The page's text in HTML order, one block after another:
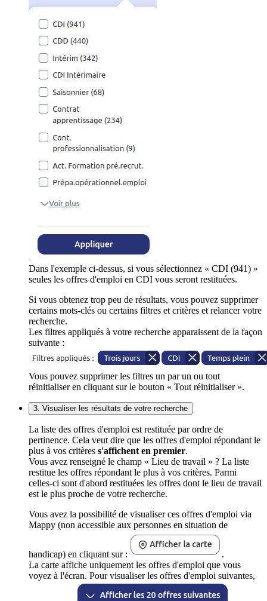
Dans l'exemple ci-dessus, si vous sélectionnez « CDI (941) »
seules les offres d'emploi en CDI vous seront restituées.
Si vous obtenez trop peu de résultats, vous pouvez supprimer
certains mots-clés ou certains filtres et critères et relancer votre
recherche.
Les filtres appliqués à votre recherche apparaissent de la façon
suivante :
Vous pouvez supprimer les filtres un par un ou tout
réinitialiser en cliquant sur le bouton « Tout réinitialiser ».
3. Visualiser les résultats de votre recherche
La liste des offres d'emploi est restituée par ordre de
pertinence. Cela veut dire que les offres d'emploi répondant le
plus à vos critères s'affichent en premier.
Vous avez renseigné le champ « Lieu de travail » ? La liste
restitue les offres répondant le plus à vos critères. Parmi
celles-ci sont d'abord restituées les offres dont le lieu de travail
est le plus proche de votre recherche.
Vous avez la possibilité de visualiser ces offres d'emploi via
Mappy (non accessible aux personnes en situation de
handicap) en cliquant sur :
.
La carte affiche uniquement les offres d'emploi que vous
voyez à l'écran. Pour visualiser les offres d'emploi suivantes,